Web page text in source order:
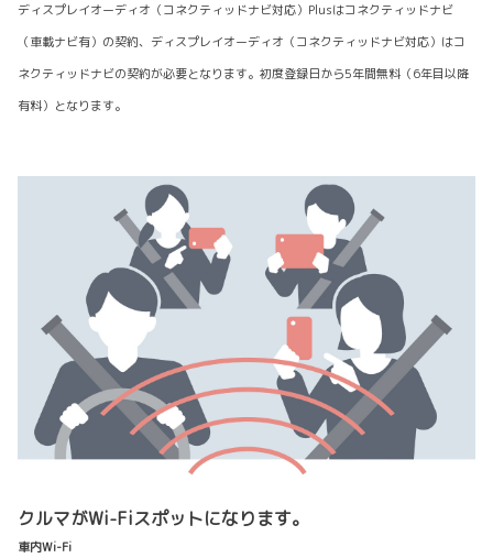
ディスプレイオーディオ（コネクティッドナビ対応）Plusはコネクティッドナビ
（車載ナビ有）の契約、ディスプレイオーディオ（コネクティッドナビ対応）はコ
ネクティッドナビの契約が必要となります。初度登録日から5年間無料（6年目以降
有料）となります。
クルマがWi-Fiスポットになります。
車内Wi-Fi